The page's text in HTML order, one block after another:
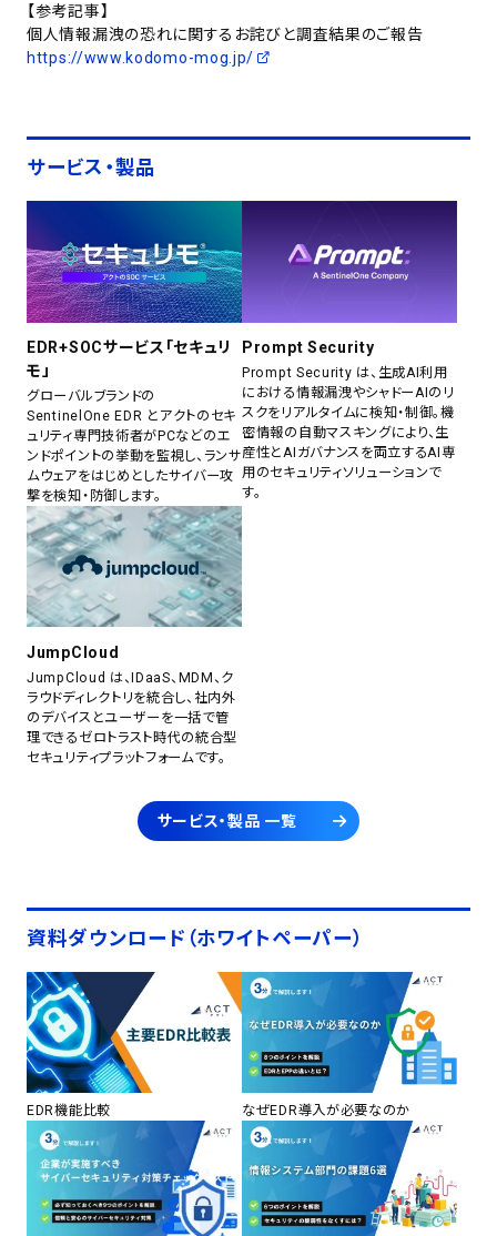
【参考記事】
個人情報漏洩の恐れに関するお詫びと調査結果のご報告
https://www.kodomo-mog.jp/
サービス・製品
EDR+SOCサービス「セキュリ
モ」
グローバルブランドの
SentinelOne EDR とアクトのセキ
ュリティ専門技術者がPCなどのエ
ンドポイントの挙動を監視し、ランサ
ムウェアをはじめとしたサイバー攻
撃を検知・防御します。
Prompt Security
Prompt Security は、生成AI利用
における情報漏洩やシャドーAIのリ
スクをリアルタイムに検知・制御。機
密情報の自動マスキングにより、生
産性とAIガバナンスを両立するAI専
用のセキュリティソリューションで
す。
JumpCloud
JumpCloud は、IDaaS、MDM、ク
ラウドディレクトリを統合し、社内外
のデバイスとユーザーを一括で管
理できるゼロトラスト時代の統合型
セキュリティプラットフォームです。
サービス・製品 一覧
資料ダウンロード（ホワイトペーパー）
EDR機能比較 なぜEDR導入が必要なのか